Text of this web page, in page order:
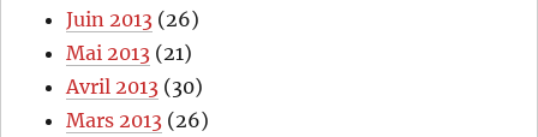
Juin 2013 (26)
Mai 2013 (21)
Avril 2013 (30)
Mars 2013 (26)